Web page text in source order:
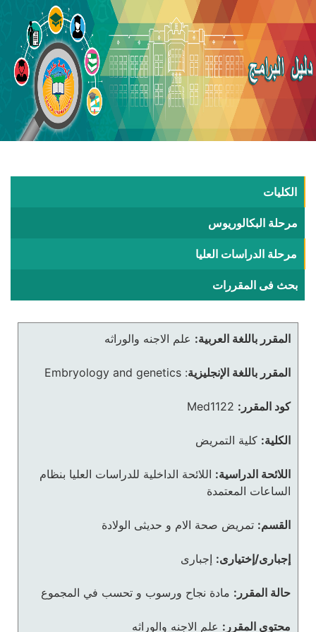
الكليات
مرحلة البكالوريوس
مرحلة الدراسات العليا
بحث فى المقررات
المقرر باللغة العربية: علم الاجنه والوراثه
المقرر باللغة الإنجليزية:
Embryology and genetics
كود المقرر: Med1122
الكلية: كلية التمريض
اللائحة الدراسية: اللائحة الداخلية للدراسات العليا بنظام
الساعات المعتمدة
القسم: تمريض صحة الام و حديثى الولادة
إجبارى/إختيارى: إجبارى
حالة المقرر: مادة نجاح ورسوب و تحسب في المجموع
محتوى المقرر: علم الاجنه والوراثه